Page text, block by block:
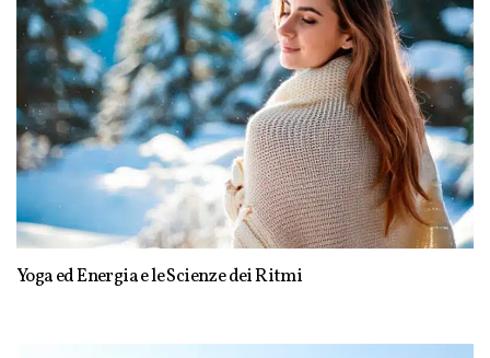
Yoga ed Energia e le Scienze dei Ritmi